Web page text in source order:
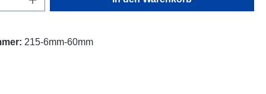
215-6mm-60mm